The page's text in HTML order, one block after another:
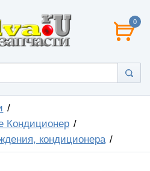
0
Кондиционер
кондиционера